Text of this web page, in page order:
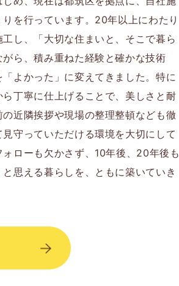
を行っています。20年以上にわたり
し、「大切な住まいと、そこで暮ら
ら、積み重ねた経験と確かな技術
よかった」に変えてきました。特に
丁寧に仕上げることで、美しさと耐
近隣挨拶や現場の整理整頓なども徹
守っていただける環境を大切にして
ローも欠かさず、10年後、20年後も
と思える暮らしを、ともに築いていき